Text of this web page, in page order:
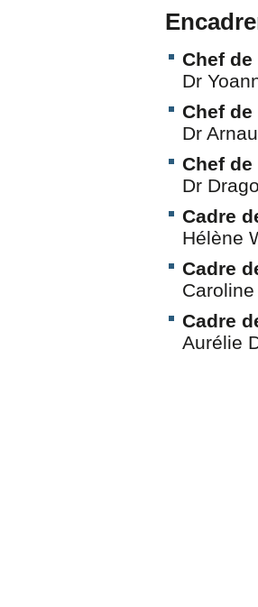
Chef de
Dr
Chef
Dr
Chef
Dr
Cadre
Hélène
Cadre
Cadre
Aurélie